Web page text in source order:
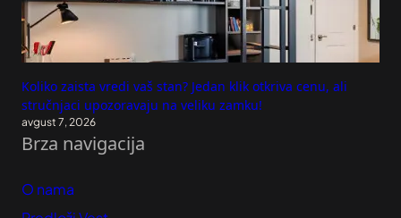
Koliko zaista vredi vaš stan? Jedan klik otkriva cenu, ali
stručnjaci upozoravaju na veliku zamku!
avgust 7, 2026
Brza navigacija
O nama